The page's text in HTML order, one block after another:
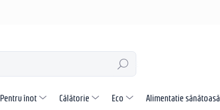
CĂUTARE
Pentru înot Călătorie Eco Alimentatie sănătoasă